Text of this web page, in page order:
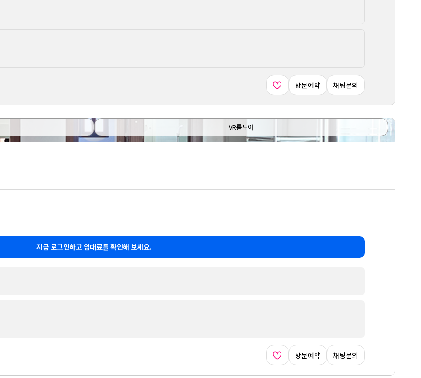
방문예약 채팅문의
VR룸투어
지금 로그인하고 임대료를 확인해 보세요.
방문예약 채팅문의